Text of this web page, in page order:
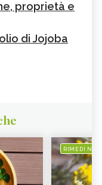
proprietà e
di Jojoba
RIMEDI